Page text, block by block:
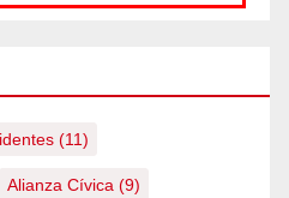
(11)
Alianza Cívica (9)